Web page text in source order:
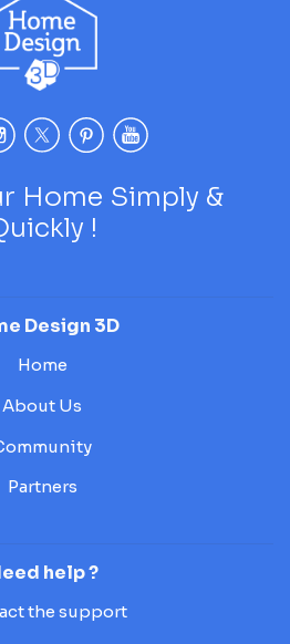
Home Simply &
!
Design 3D
Home
About Us
Partners
help ?
the support